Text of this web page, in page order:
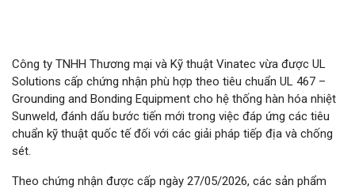
Công ty TNHH Thương mại và Kỹ thuật Vinatec vừa được UL
Solutions cấp chứng nhận phù hợp theo tiêu chuẩn UL 467 –
Grounding and Bonding Equipment cho hệ thống hàn hóa nhiệt
Sunweld, đánh dấu bước tiến mới trong việc đáp ứng các tiêu
chuẩn kỹ thuật quốc tế đối với các giải pháp tiếp địa và chống
sét.
Theo chứng nhận được cấp ngày 27/05/2026, các sản phẩm